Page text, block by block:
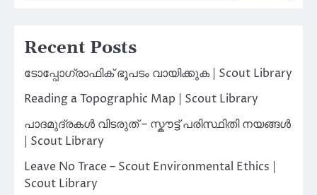
Recent Posts
ടോപ്പോഗ്രാഫിക് ഭൂപടം വായിക്കുക | Scout Library
Reading a Topographic Map | Scout Library
പാദമുദ്രകൾ വിടരുത് – സ്കൗട്ട് പരിസ്ഥിതി നയങ്ങൾ
| Scout Library
Leave No Trace – Scout Environmental Ethics |
Scout Library